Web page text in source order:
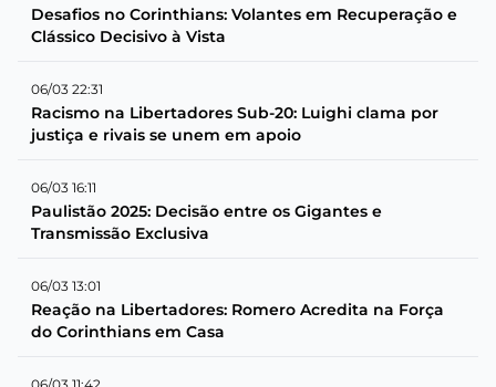
Desafios no Corinthians: Volantes em Recuperação e
Clássico Decisivo à Vista
06/03 22:31
Racismo na Libertadores Sub-20: Luighi clama por
justiça e rivais se unem em apoio
06/03 16:11
Paulistão 2025: Decisão entre os Gigantes e
Transmissão Exclusiva
06/03 13:01
Reação na Libertadores: Romero Acredita na Força
do Corinthians em Casa